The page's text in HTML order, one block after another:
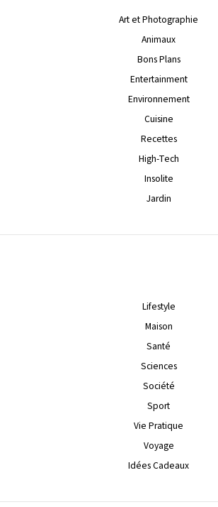
Art et Photographie
Animaux
Bons Plans
Entertainment
Environnement
Cuisine
Recettes
High-Tech
Insolite
Jardin
Lifestyle
Maison
Santé
Sciences
Société
Sport
Vie Pratique
Voyage
Idées Cadeaux